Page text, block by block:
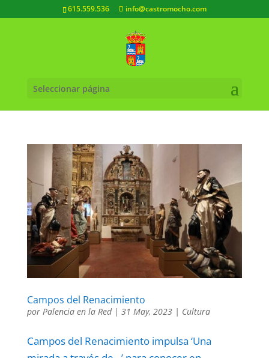
615.559.536 info@castromocho.com
Seleccionar página
Campos del Renacimiento
por Palencia en la Red| 31 May, 2023| Cultura
Campos del Renacimiento impulsa ‘Una